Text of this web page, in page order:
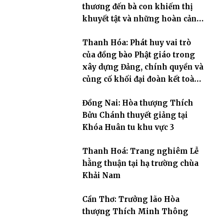
thương đến bà con khiếm thị
khuyết tật và những hoàn cảnh
Thanh Hóa: Phát huy vai trò
của đồng bào Phật giáo trong
xây dựng Đảng, chính quyền và
củng cố khối đại đoàn kết toàn
Đồng Nai: Hòa thượng Thích
Bửu Chánh thuyết giảng tại
Khóa Huân tu khu vực 3
Thanh Hoá: Trang nghiêm Lễ
hằng thuận tại hạ trường chùa
Khải Nam
Cần Thơ: Trưởng lão Hòa
thượng Thích Minh Thông